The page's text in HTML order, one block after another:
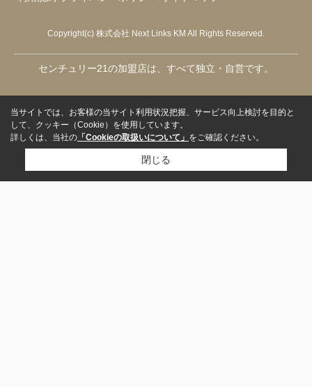
Copyright(c) 株式会社 Next Links KM All Rights Reserved.
センチュリー21の加盟店は、すべて独立・自営です。
当サイトでは、お客様の当サイト利用状況把握、サービス向上検討を目的と
して、クッキー（Cookie）を使用しています。
詳しくは、当社の 「Cookieの取扱いについて」 をご確認ください。
閉じる